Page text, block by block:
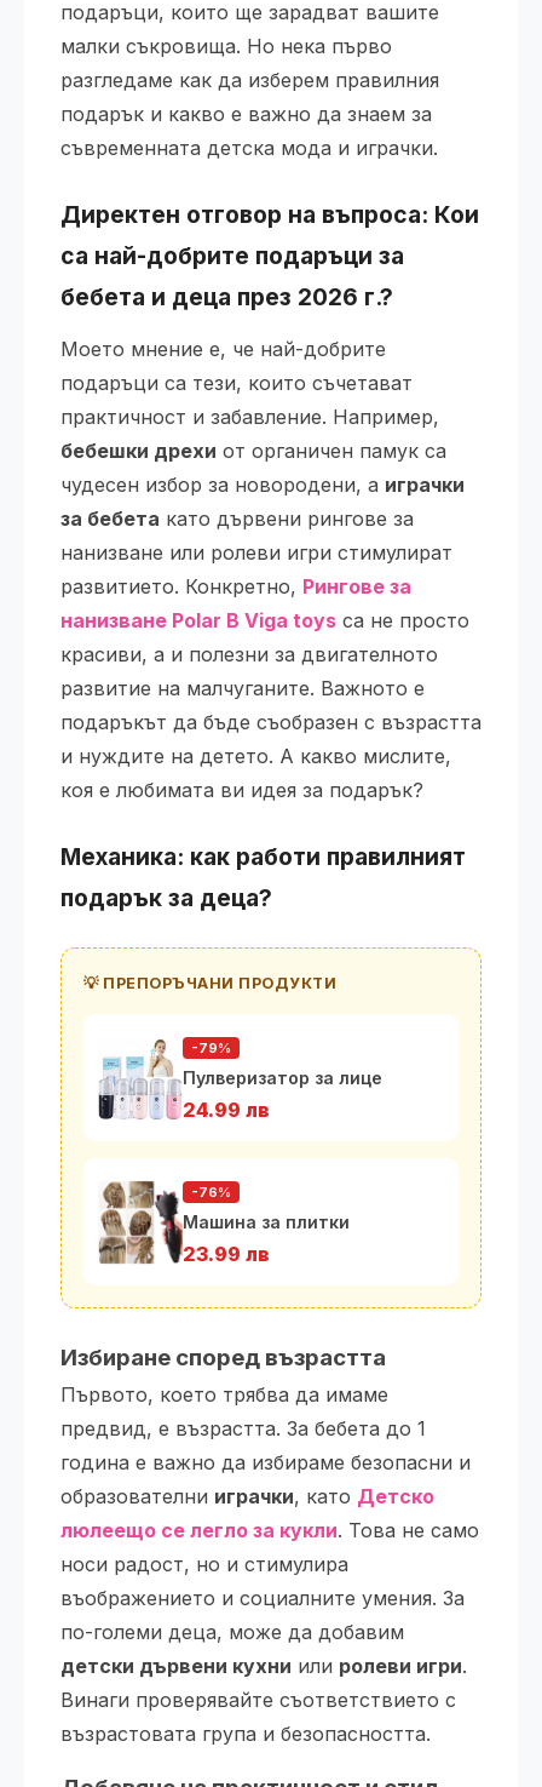
подаръци, които ще зарадват вашите
малки съкровища. Но нека първо
разгледаме как да изберем правилния
подарък и какво е важно да знаем за
съвременната детска мода и играчки.
Директен отговор на въпроса: Кои
са най-добрите подаръци за
бебета и деца през 2026 г.?
Моето мнение е, че най-добрите
подаръци са тези, които съчетават
практичност и забавление. Например,
бебешки дрехи от органичен памук са
чудесен избор за новородени, а играчки
за бебета като дървени рингове за
нанизване или ролеви игри стимулират
развитието. Конкретно, Рингове за
нанизване Polar B Viga toys са не просто
красиви, а и полезни за двигателното
развитие на малчуганите. Важното е
подаръкът да бъде съобразен с възрастта
и нуждите на детето. А какво мислите,
коя е любимата ви идея за подарък?
Механика: как работи правилният
подарък за деца?
💡 ПРЕПОРЪЧАНИ ПРОДУКТИ
-79%
Пулверизатор за лице
24.99 лв
-76%
Машина за плитки
23.99 лв
Избиране според възрастта
Първото, което трябва да имаме
предвид, е възрастта. За бебета до 1
година е важно да избираме безопасни и
образователни играчки, като Детско
люлеещо се легло за кукли. Това не само
носи радост, но и стимулира
въображението и социалните умения. За
по-големи деца, може да добавим
детски дървени кухни или ролеви игри.
Винаги проверявайте съответствието с
възрастовата група и безопасността.